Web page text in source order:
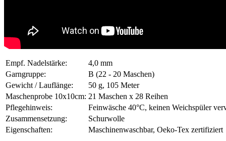
Empf. Nadelstärke:
4,0 mm
Garngruppe:
B (22 - 20 Maschen)
Gewicht / Lauflänge:
50 g, 105 Meter
Maschenprobe 10x10cm: 21 Maschen x 28 Reihen
Pflegehinweis:
Feinwäsche 40°C, keinen Weichspüler
Zusammensetzung:
Schurwolle
Eigenschaften:
Maschinenwaschbar, Oeko-Tex zertifiziert